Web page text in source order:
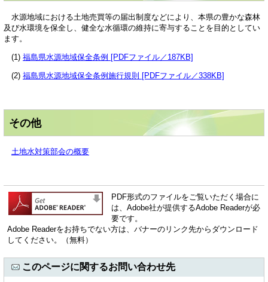
水源地域における土地売買等の届出制度などにより、本県の豊かな森林
及び水環境を保全し、健全な水循環の維持に寄与することを目的としてい
ます。
(1) 福島県水源地域保全条例 [PDFファイル／187KB]
(2) 福島県水源地域保全条例施行規則 [PDFファイル／338KB]
その他
土地水対策部会の概要
PDF形式のファイルをご覧いただく場合に
は、Adobe社が提供するAdobe Readerが必
要です。
Adobe Readerをお持ちでない方は、バナーのリンク先からダウンロード
してください。（無料）
このページに関するお問い合わせ先